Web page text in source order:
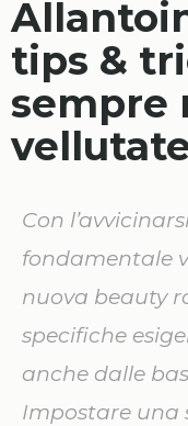
tips &
sempre
Con
fondamentale
nuova beauty
specifiche
anche dalle
Impostare una